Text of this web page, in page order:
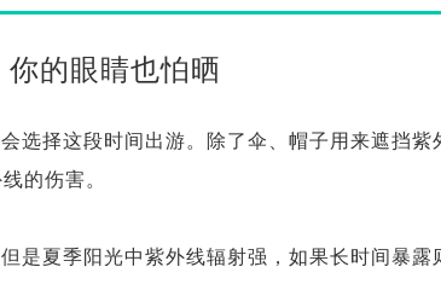
你的眼睛也怕晒
选择这段时间出游。除了伞、帽子用来遮挡紫
的伤害。
是夏季阳光中紫外线辐射强，如果长时间暴露